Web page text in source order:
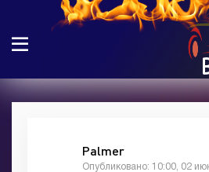
Palmer
Опубликовано: 10:00, 02